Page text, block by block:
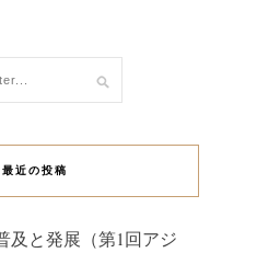
最近の投稿
及と発展（第1回アジ